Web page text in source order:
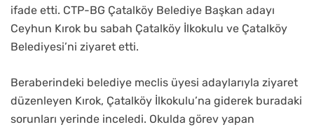
ifade etti. CTP-BG Çatalköy Belediye Başkan adayı
Ceyhun Kırok bu sabah Çatalköy İlkokulu ve Çatalköy
Belediyesi’ni ziyaret etti.
Beraberindeki belediye meclis üyesi adaylarıyla ziyaret
düzenleyen Kırok, Çatalköy İlkokulu’na giderek buradaki
sorunları yerinde inceledi. Okulda görev yapan